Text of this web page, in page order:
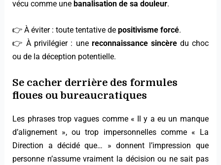
vécu comme une banalisation de sa douleur.
👉 À éviter : toute tentative depositivisme forcé.
👉 À privilégier : une reconnaissance sincèredu choc
ou de la déception potentielle.
Se cacher derrière des formules
floues ou bureaucratiques
Les phrases trop vagues comme « Il y a eu un manque
d’alignement », ou trop impersonnelles comme « La
Direction a décidé que… » donnent l’impression que
personne n’assume vraiment la décision ou ne sait pas